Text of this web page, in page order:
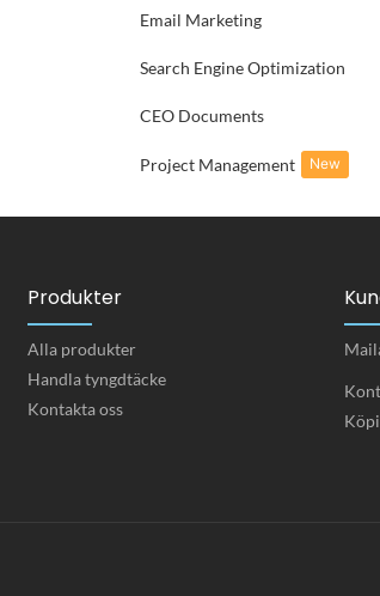
Email Marketing
Search Engine Optimization
CEO Documents
Project Management New
Produkter
Alla produkter
Handla tyngdtäcke
Kontakta oss